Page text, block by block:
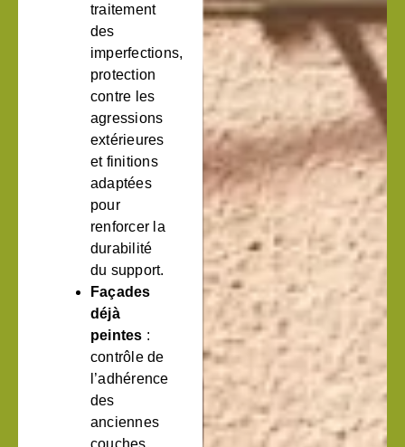
traitement
des
imperfections,
protection
contre les
agressions
extérieures
et finitions
adaptées
pour
renforcer la
durabilité
du support.
Façades
déjà
peintes :
contrôle de
l’adhérence
des
anciennes
couches,